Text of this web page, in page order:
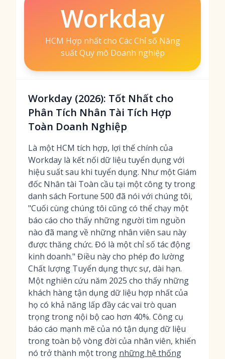
Workday
HCM Hợp nhất cho Các Chỉ số Năng
suất Quy mô Doanh nghiệp
Workday (2026): Tốt Nhất cho
Phân Tích Nhân Tài Tích Hợp
Toàn Doanh Nghiệp
Là một HCM tích hợp, lợi thế chính của
Workday là kết nối dữ liệu tuyển dụng với
hiệu suất sau khi tuyển dụng. Như một Giám
đốc Nhân tài Toàn cầu tại một công ty trong
danh sách Fortune 500 đã nói với chúng tôi,
"Cuối cùng chúng tôi cũng có thể chạy một
báo cáo cho thấy những người tìm nguồn
nào đã mang về những nhân viên sau này
được thăng chức. Đó là một chỉ số tác động
kinh doanh." Điều này cho phép đo lường
Chất lượng Tuyển dụng thực sự, dài hạn.
Một nghiên cứu năm 2025 cho thấy những
khách hàng tận dụng dữ liệu hợp nhất của
họ có khả năng lấp đầy các vai trò quan
trọng trong nội bộ cao hơn 40%. Công cụ
báo cáo mạnh mẽ của nó tận dụng dữ liệu
trong toàn bộ vòng đời của nhân viên, khiến
nó trở thành một trong những hệ thống